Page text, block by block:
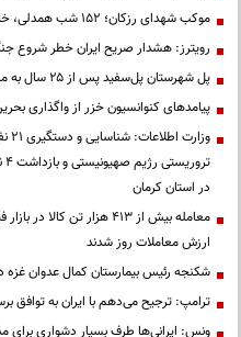
موکب شهدای رزکان؛ ۱۵۲ شب همدلی، خدمت و میزبانی از مردم ولایت‌مدار شهریار
رویترز: هشدار صریح ایران خطر شروع
پل شهرستان پل‌سفید پس از ۲۵ سال به مرحله بهره‌برداری رسید
پیامدهای کنوانسیون خزر از واگذاری
در استان کرمان
معامله بیش از ۴۱۳ هزار تن
ارزش معاملات روز شدند
شکنجه رئیس بیمارستان کمال عدوان غزه
ترامپ: ترجیح می‌دهم با ایران به توافق
ونس: ایرانی‌ها طرف بسیار دشواری برای